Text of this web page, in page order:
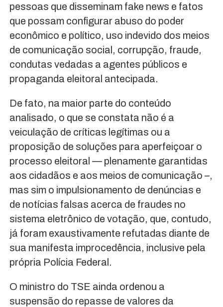
pessoas que disseminam fake news e fatos
que possam configurar abuso do poder
econômico e político, uso indevido dos meios
de comunicação social, corrupção, fraude,
condutas vedadas a agentes públicos e
propaganda eleitoral antecipada.
De fato, na maior parte do conteúdo
analisado, o que se constata não é a
veiculação de críticas legítimas ou a
proposição de soluções para aperfeiçoar o
processo eleitoral — plenamente garantidas
aos cidadãos e aos meios de comunicação –,
mas sim o impulsionamento de denúncias e
de notícias falsas acerca de fraudes no
sistema eletrônico de votação, que, contudo,
já foram exaustivamente refutadas diante de
sua manifesta improcedência, inclusive pela
própria Polícia Federal.
O ministro do TSE ainda ordenou a
suspensão do repasse de valores da